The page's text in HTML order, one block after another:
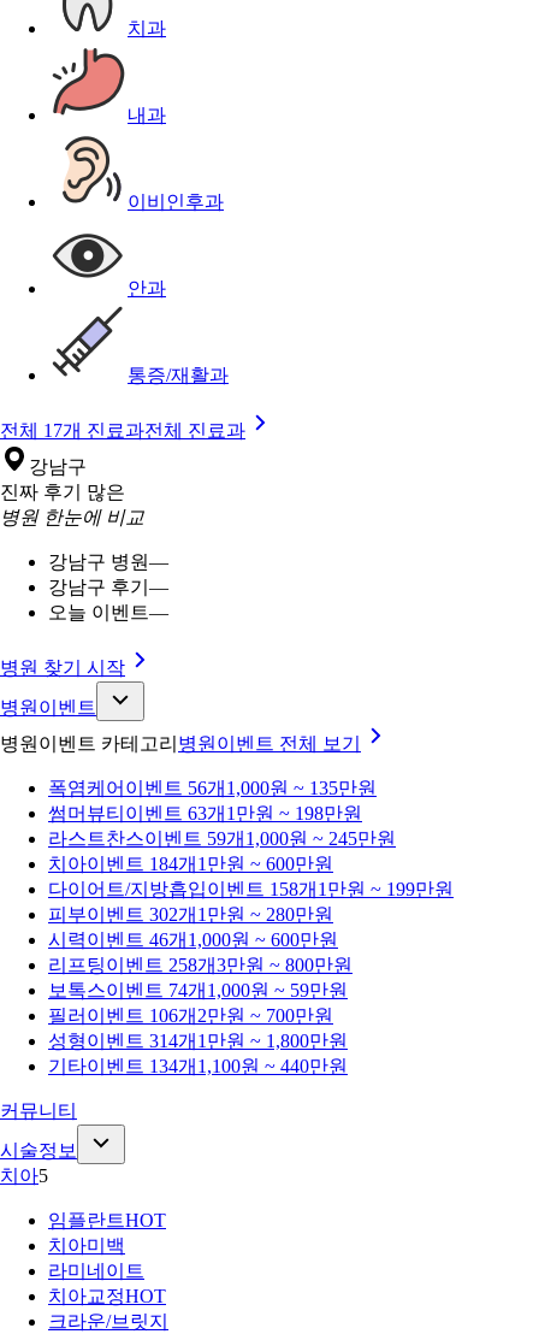
치과
내과
이비인후과
안과
통증/재활과
전체 17개 진료과전체 진료과
강남구
진짜 후기 많은
병원 한눈에 비교
강남구 병원—
강남구 후기 —
오늘 이벤트—
병원 찾기 시작
병원이벤트
병원이벤트 카테고리 병원이벤트 전체 보기
폭염케어 이벤트 56개 1,000원 ~ 135만원
썸머뷰티 이벤트 63개 1만원 ~ 198만원
라스트찬스이벤트 59개 1,000원 ~ 245만원
치아이벤트 184개 1만원 ~ 600만원
다이어트/지방흡입이벤트 158개 1만원 ~ 199만원
피부이벤트 302개 1만원 ~ 280만원
시력이벤트 46개 1,000원 ~ 600만원
리프팅이벤트 258개3만원 ~ 800만원
보톡스이벤트 74개 1,000원 ~ 59만원
필러 이벤트 106개 2만원 ~ 700만원
성형이벤트 314개 1만원 ~ 1,800만원
기타이벤트 134개 1,100원 ~ 440만원
커뮤니티
시술정보
치아5
임플란트HOT
치아미백
라미네이트
치아교정HOT
크라운/브릿지